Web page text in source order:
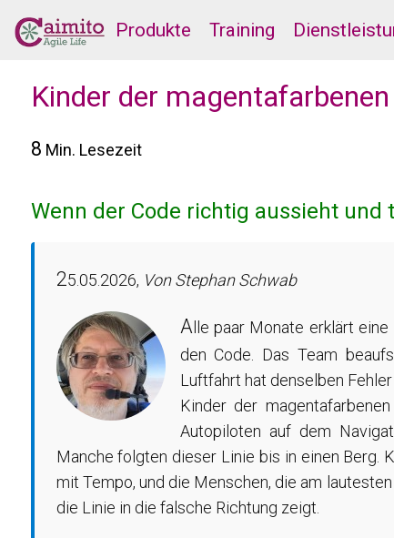
Produkte Training
Kinder der
8 Min. Lesezeit
Wenn der Code richtig aussieht
25.05.2026, Von Stephan Schwab
A lle paar Monate erklärt
den Code. Das Team
Luftfahrt hat denselben
Kinder der
Autopiloten auf dem
Manche folgten dieser Linie bis in einen
mit Tempo, und die Menschen, die am
die Linie in die falsche Richtung zeigt.